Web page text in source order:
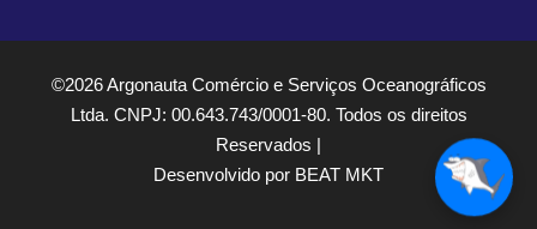
©2026 Argonauta Comércio e Serviços Oceanográficos
Ltda. CNPJ: 00.643.743/0001-80. Todos os direitos
Reservados |
Desenvolvido por BEAT MKT